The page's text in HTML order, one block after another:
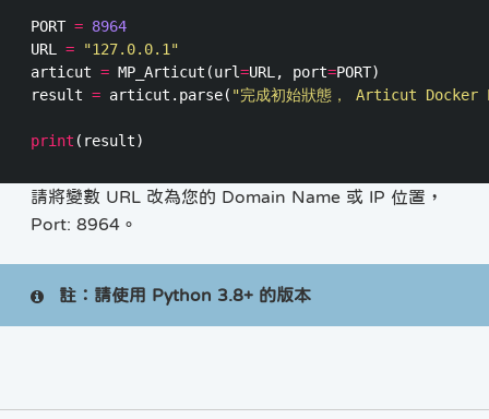
PORT = 8964
URL
=
"127.0.0.1"
articut = MP_Articut (url=URL , port=PORT)
result = articut . parse( "完成初始狀態， Articut Docker
print ( result)
請將變數 URL 改為您的 Domain Name 或 IP 位置，
Port: 8964。
註：請使用 Python 3.8+ 的版本